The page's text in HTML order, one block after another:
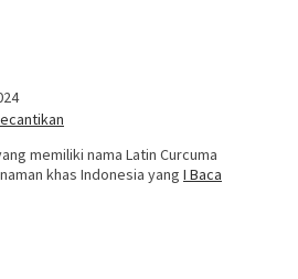
memiliki nama Latin Curcuma
khas Indonesia yang I Baca